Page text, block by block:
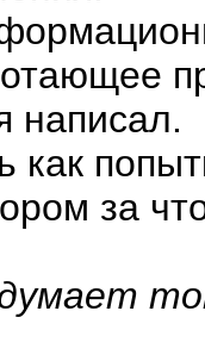
написал.
как
за